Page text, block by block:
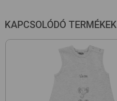
KAPCSOLÓDÓ TERMÉKEK